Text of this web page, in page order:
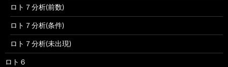
ロト７分析(前数)
ロト７分析(条件)
ロト７分析(未出現)
ロト６